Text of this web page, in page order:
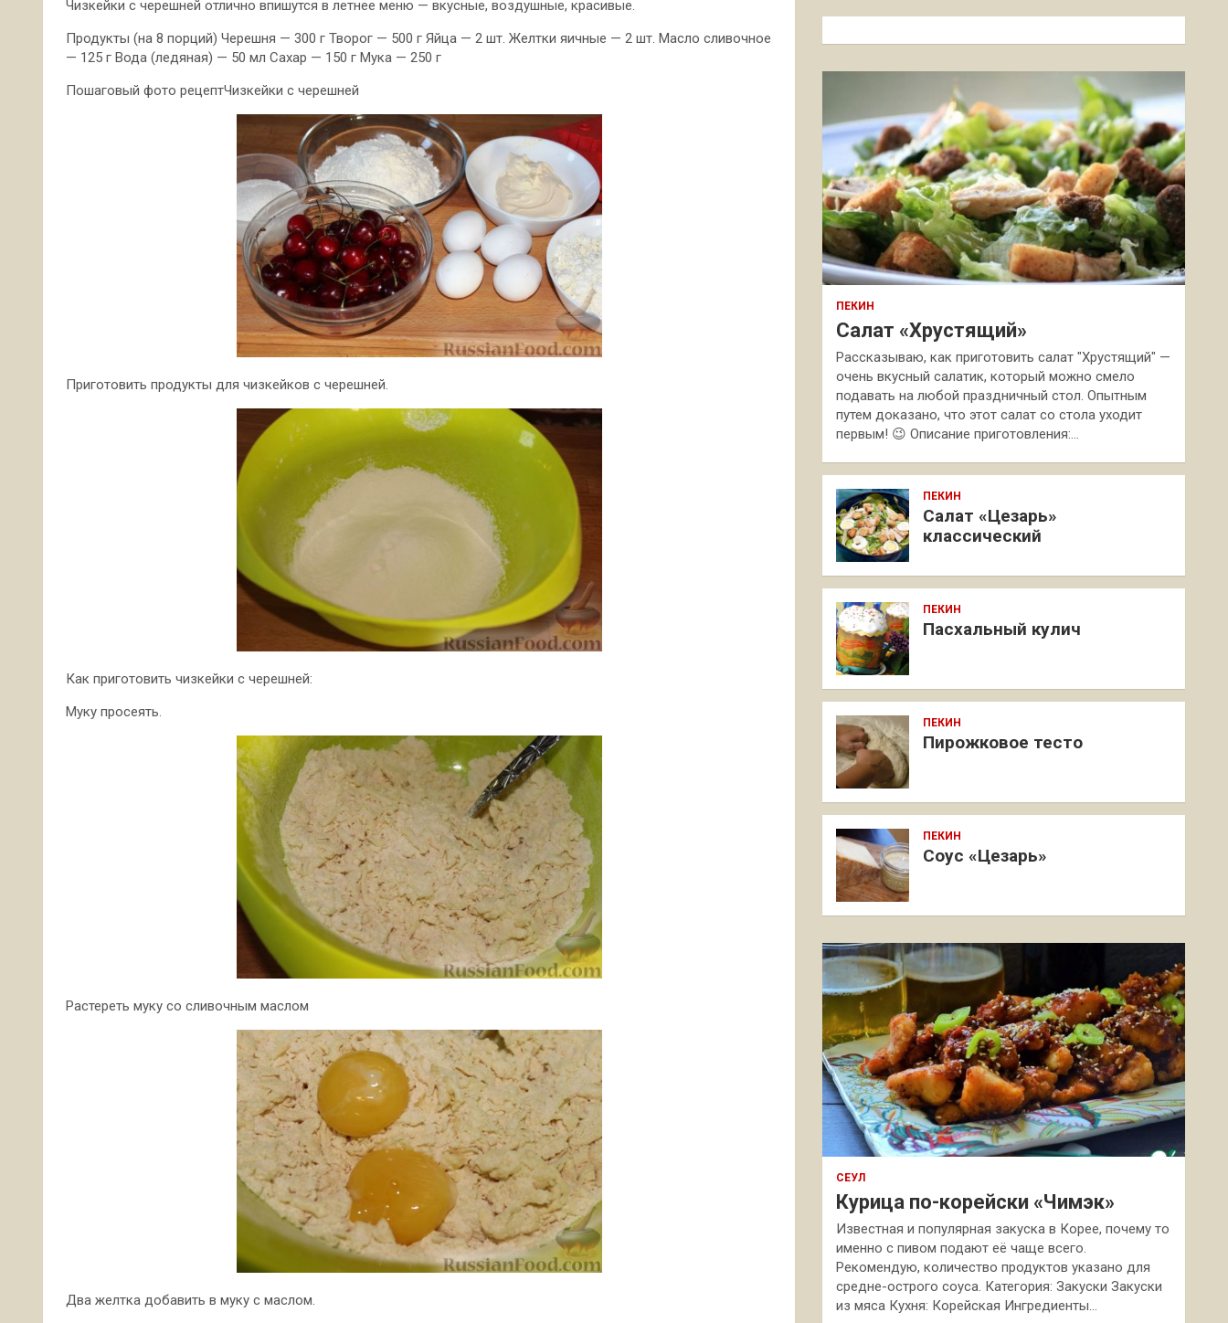
Чизкейки с черешней отлично впишутся в летнее меню — вкусные, воздушные, красивые.
Продукты (на 8 порций) Черешня — 300 г Творог — 500 г Яйца — 2 шт. Желтки яичные — 2 шт. Масло сливочное
— 125 г Вода (ледяная) — 50 мл Сахар — 150 г Мука — 250 г
Пошаговый фото рецептЧизкейки с черешней
Приготовить продукты для чизкейков с черешней.
Как приготовить чизкейки с черешней:
Муку просеять.
Растереть муку со сливочным маслом
Два желтка добавить в муку с маслом.
к
ПЕКИН
Салат «Хрустящий»
Рассказываю, как приготовить салат "Хрустящий" —
очень вкусный салатик, который можно смело
подавать на любой праздничный стол. Опытным
путем доказано, что этот салат со стола уходит
первым! 😉 Описание приготовления:…
ПЕКИН
Салат «Цезарь»
классический
ПЕКИН
Пасхальный кулич
ПЕКИН
Пирожковое тесто
ПЕКИН
Соус «Цезарь»
СЕУЛ
Курица по-корейски «Чимэк»
Известная и популярная закуска в Корее, почему то
именно с пивом подают её чаще всего.
Рекомендую, количество продуктов указано для
средне-острого соуса. Категория: Закуски Закуски
из мяса Кухня: Корейская Ингредиенты…